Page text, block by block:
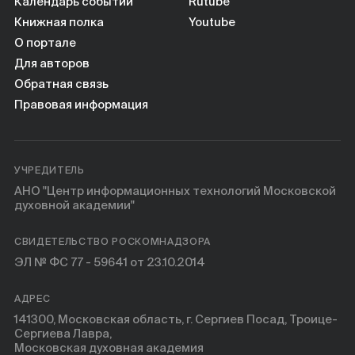
Книжная полка
О портале
Для авторов
Обратная связь
Правовая информация
Youtube
УЧРЕДИТЕЛЬ
АНО "Центр информационных технологий Московской
духовной академии"
СВИДЕТЕЛЬСТВО РОСКОМНАДЗОРА
ЭЛ № ФС 77 - 59641 от 23.10.2014
АДРЕС
141300, Московская область, г. Сергиев Посад, Троице-
Сергиева Лавра,
Московская духовная академия